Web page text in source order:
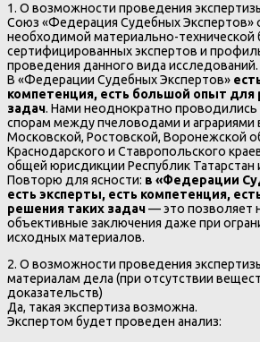
1. О возможности проведения
Союз «Федерация Судебных Экспертов»
необходимой материально-технической
сертифицированных экспертов и
проведения данного вида исследований.
В «Федерации Судебных Экспертов»
компетенция, есть большой опыт для
задач. Нами неоднократно проводились
спорам между пчеловодами и аграриями
Московской, Ростовской, Воронежской
Краснодарского и Ставропольского
общей юрисдикции Республик Татарстан
Повторю для ясности: в «Федерации
есть эксперты, есть компетенция,
решения таких задач— это позволяет
объективные заключения даже при
исходных материалов.
2. О возможности проведения
материалам дела (при отсутствии
доказательств)
Да, такая экспертиза возможна.
Экспертом будет проведен анализ: